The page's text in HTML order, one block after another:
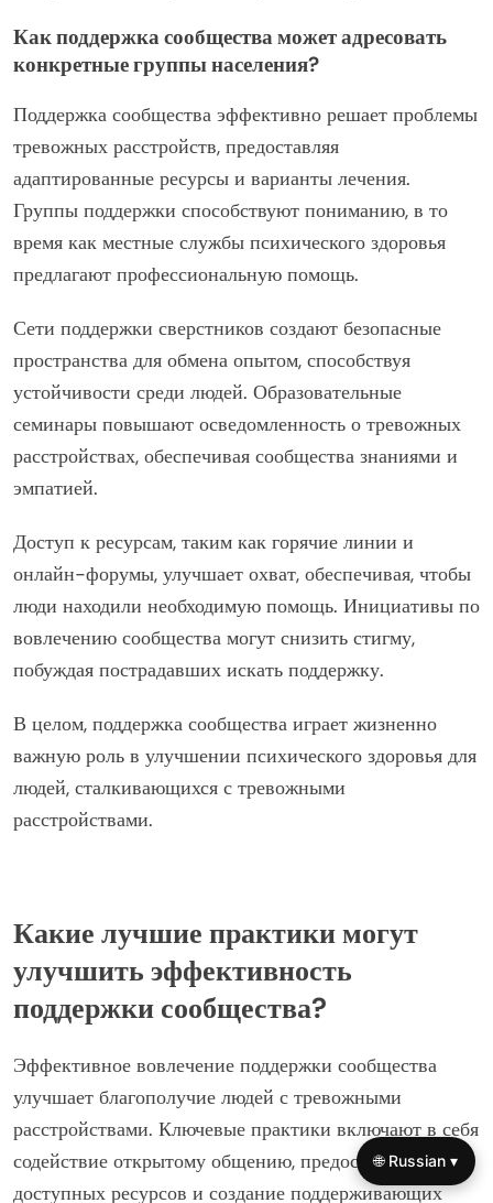
улучшению результатов психического здоровья,
включая снижение уровня тревожности и увеличение
самоэффективности. Более того, эти программы
укрепляют людей в активной роли в их
восстановлении, создавая поддерживающую среду,
которая способствует общему благополучию.
Как поддержка сообщества может адресовать
конкретные группы населения?
Поддержка сообщества эффективно решает проблемы
тревожных расстройств, предоставляя
адаптированные ресурсы и варианты лечения.
Группы поддержки способствуют пониманию, в то
время как местные службы психического здоровья
предлагают профессиональную помощь.
Сети поддержки сверстников создают безопасные
пространства для обмена опытом, способствуя
устойчивости среди людей. Образовательные
семинары повышают осведомленность о тревожных
расстройствах, обеспечивая сообщества знаниями и
эмпатией.
Доступ к ресурсам, таким как горячие линии и
онлайн-форумы, улучшает охват, обеспечивая, чтобы
люди находили необходимую помощь. Инициативы по
В целом, поддержка сообщества играет жизненно
важную роль в улучшении психического здоровья для
людей, сталкивающихся с тревожными
Какие лучшие практики могут
улучшить эффективность
🌐 Russian ▾